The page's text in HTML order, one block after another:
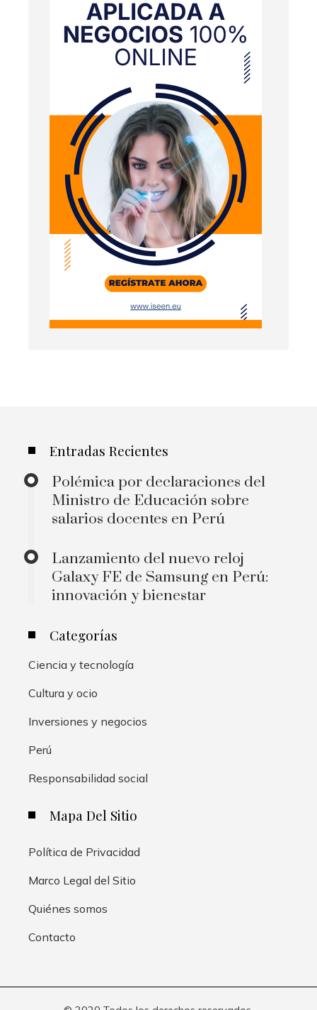
Entradas Recientes
Polémica por declaraciones del
Ministro de Educación sobre
salarios docentes en Perú
Lanzamiento del nuevo reloj
Galaxy FE de Samsung en Perú:
innovación y bienestar
Categorías
Ciencia y tecnología
Cultura y ocio
Inversiones y negocios
Perú
Responsabilidad social
Mapa Del Sitio
Política de Privacidad
Marco Legal del Sitio
Quiénes somos
Contacto